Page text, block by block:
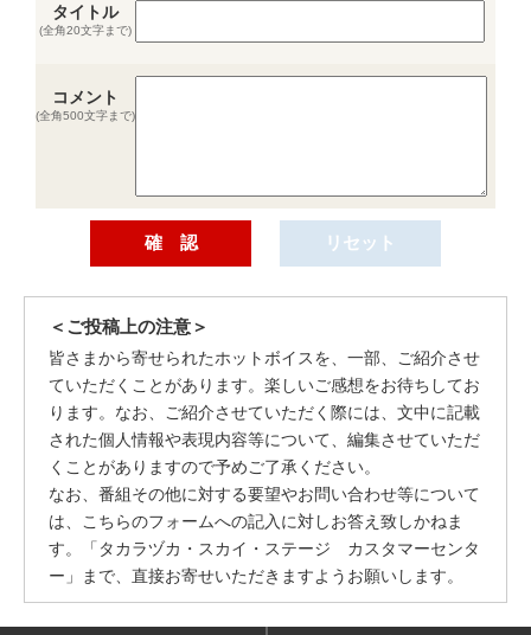
タイトル
(全角20文字まで)
コメント
(全角500文字まで)
＜ご投稿上の注意＞
皆さまから寄せられたホットボイスを、一部、ご紹介させ
ていただくことがあります。楽しいご感想をお待ちしてお
ります。なお、ご紹介させていただく際には、文中に記載
された個人情報や表現内容等について、編集させていただ
くことがありますので予めご了承ください。
なお、番組その他に対する要望やお問い合わせ等について
は、こちらのフォームへの記入に対しお答え致しかねま
す。「タカラヅカ・スカイ・ステージ カスタマーセンタ
ー」まで、直接お寄せいただきますようお願いします。